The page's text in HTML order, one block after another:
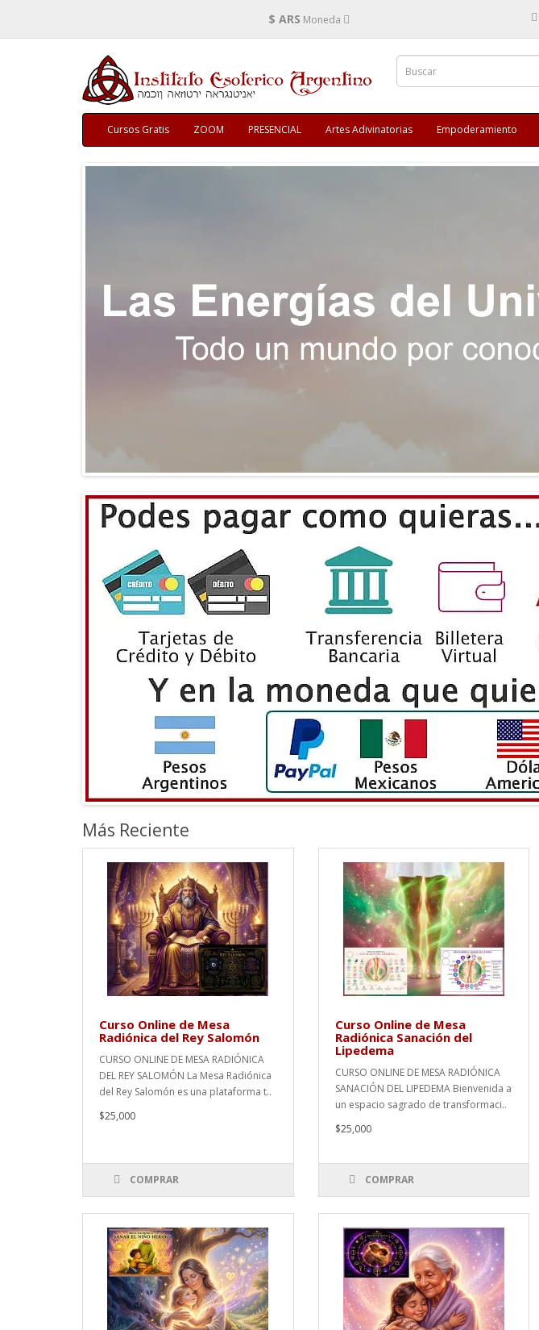
$ ARS Moneda
Cursos Gratis ZOOM PRESENCIAL Artes Adivinatorias Empoderamiento
Más Reciente
Curso Online de Mesa
Radiónica del Rey Salomón
CURSO ONLINE DE MESA RADIÓNICA
DEL REY SALOMÓN La Mesa Radiónica
del Rey Salomón es una plataforma t..
$25,000
COMPRAR
Curso Online de Mesa
Radiónica Sanación del
Lipedema
CURSO ONLINE DE MESA RADIÓNICA
SANACIÓN DEL LIPEDEMA Bienvenida a
un espacio sagrado de transformaci..
$25,000
COMPRAR